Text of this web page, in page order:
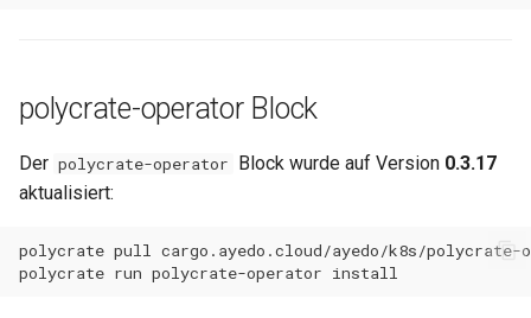
polycrate-operator Block
Der polycrate-operator Block wurde auf Version 0.3.17
aktualisiert:
polycrate pull
polycrate run polycrate-operator